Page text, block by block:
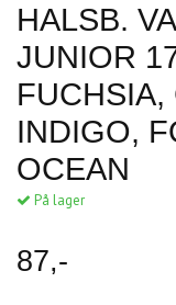
HALSB.
JUNIOR
FUCHSIA,
INDIGO,
OCEAN
På lager
87,-